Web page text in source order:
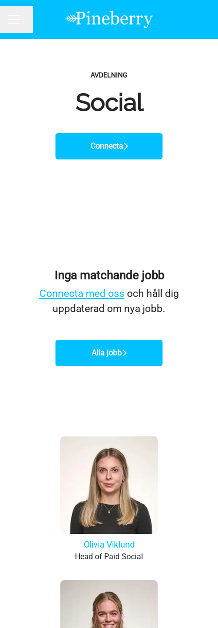
AVDELNING
Social
Connecta
Inga matchande jobb
Connecta med oss och håll dig
uppdaterad om nya jobb.
Alla jobb
Olivia Viklund
Head of Paid Social